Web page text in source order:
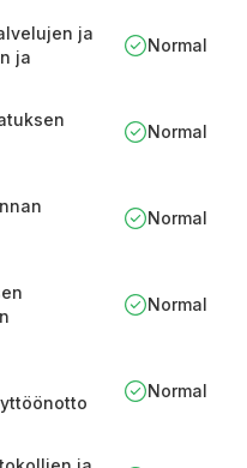
ja
ja
Normal
Normal
Normal
Normal
Normal